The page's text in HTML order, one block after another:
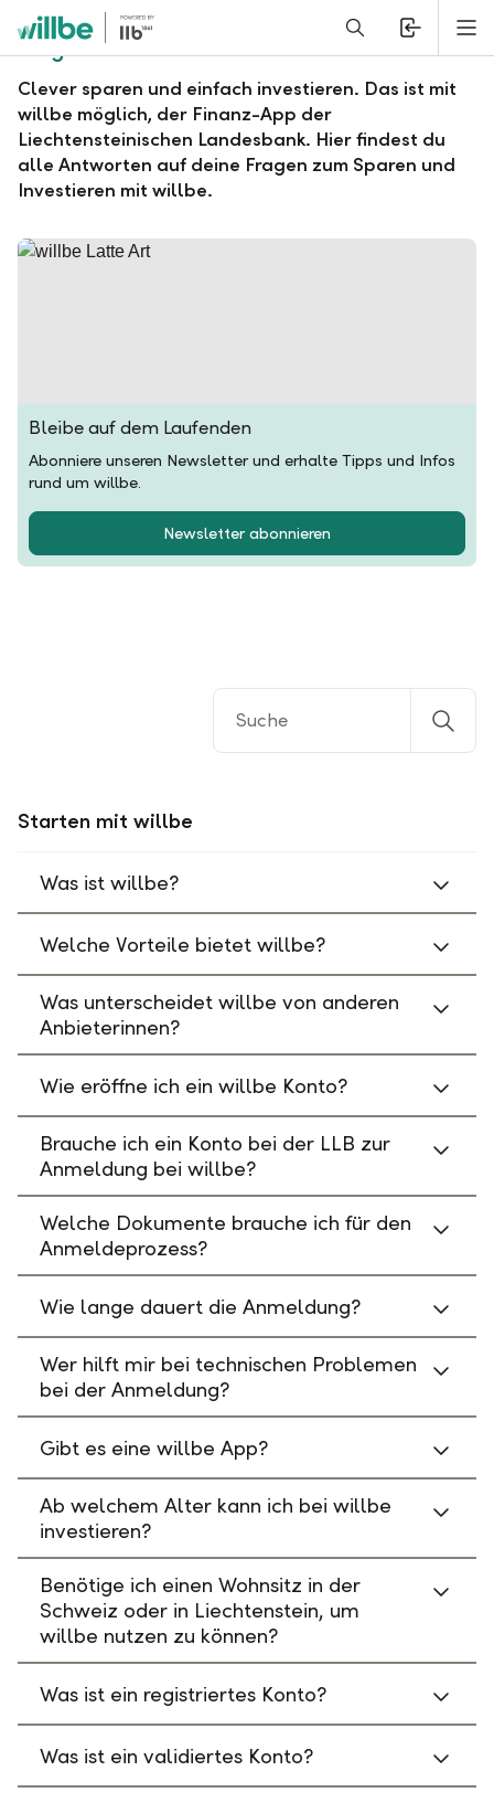
Alerts.Headline
Fragen und Antworten zu willbe
Clever sparen und einfach investieren. Das ist mit
willbe möglich, der Finanz-App der
Liechtensteinischen Landesbank. Hier findest du
alle Antworten auf deine Fragen zum Sparen und
Investieren mit willbe.
Bleibe auf dem Laufenden
Abonniere unseren Newsletter und erhalte Tipps und Infos
rund um willbe.
Newsletter abonnieren
Starten mit willbe
Was ist willbe?
Welche Vorteile bietet willbe?
Was unterscheidet willbe von anderen
Anbieterinnen?
Wie eröffne ich ein willbe Konto?
Brauche ich ein Konto bei der LLB zur
Anmeldung bei willbe?
Welche Dokumente brauche ich für den
Anmeldeprozess?
Wie lange dauert die Anmeldung?
Wer hilft mir bei technischen Problemen
bei der Anmeldung?
Gibt es eine willbe App?
Ab welchem Alter kann ich bei willbe
investieren?
Benötige ich einen Wohnsitz in der
Schweiz oder in Liechtenstein, um
willbe nutzen zu können?
Was ist ein registriertes Konto?
Was ist ein validiertes Konto?